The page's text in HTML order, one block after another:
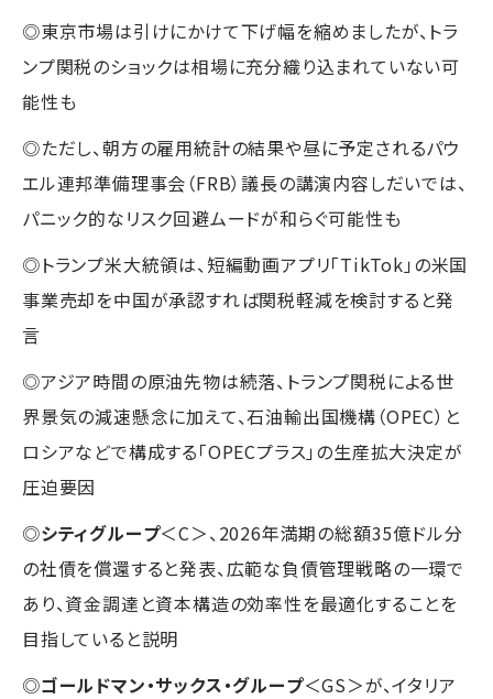
◎東京市場は引けにかけて下げ幅を縮めましたが、トラ
ンプ関税のショックは相場に充分織り込まれていない可
能性も
◎ただし、朝方の雇用統計の結果や昼に予定されるパウ
エル連邦準備理事会（FRB）議長の講演内容しだいでは、
パニック的なリスク回避ムードが和らぐ可能性も
◎トランプ米大統領は、短編動画アプリ「TikTok」の米国
事業売却を中国が承認すれば関税軽減を検討すると発
言
◎アジア時間の原油先物は続落、トランプ関税による世
界景気の減速懸念に加えて、石油輸出国機構（OPEC）と
ロシアなどで構成する「OPECプラス」の生産拡大決定が
圧迫要因
◎シティグループ＜C＞、2026年満期の総額35億ドル分
の社債を償還すると発表、広範な負債管理戦略の一環で
あり、資金調達と資本構造の効率性を最適化することを
目指していると説明
◎ゴールドマン・サックス・グループ＜GS＞が、イタリア